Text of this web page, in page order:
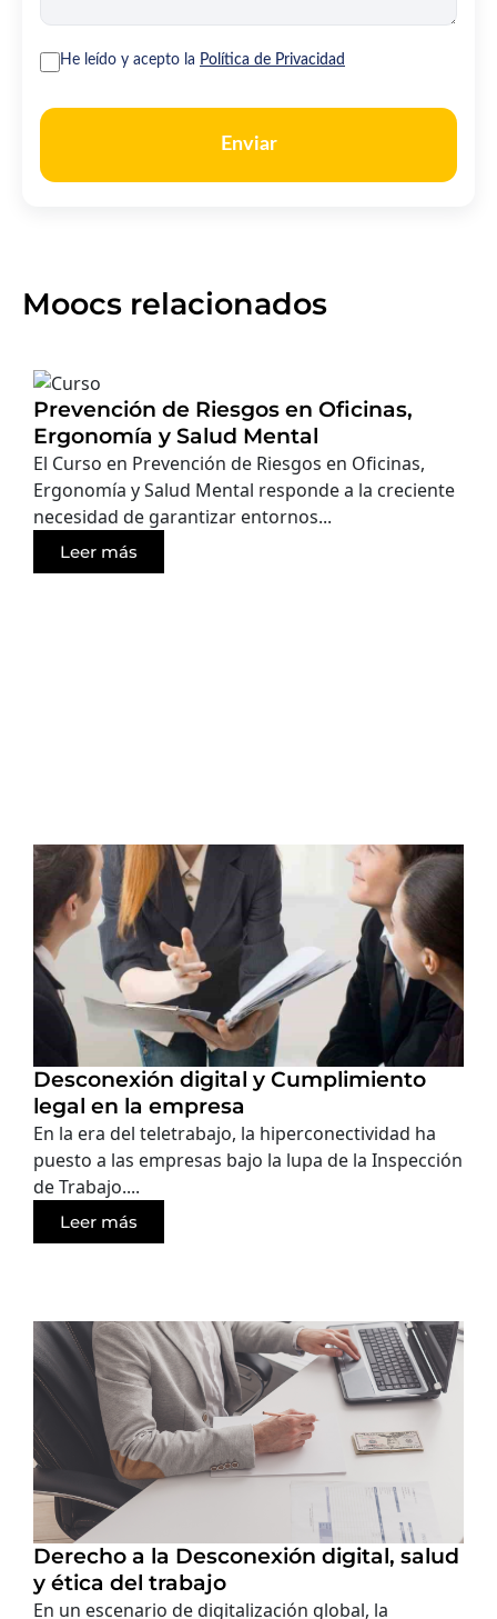
He leído y acepto la Política de Privacidad
Enviar
Moocs relacionados
Prevención de Riesgos en Oficinas,
Ergonomía y Salud Mental
El Curso en Prevención de Riesgos en Oficinas,
Ergonomía y Salud Mental responde a la creciente
necesidad de garantizar entornos...
Leer más
Desconexión digital y Cumplimiento
legal en la empresa
En la era del teletrabajo, la hiperconectividad ha
puesto a las empresas bajo la lupa de la Inspección
de Trabajo....
Leer más
Derecho a la Desconexión digital, salud
y ética del trabajo
En un escenario de digitalización global, la